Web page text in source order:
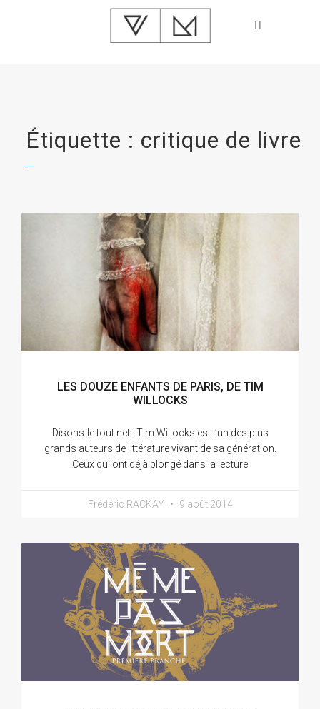
Étiquette : critique de livre
LES DOUZE ENFANTS DE PARIS, DE TIM
WILLOCKS
Disons-le tout net : Tim Willocks est l’un des plus
grands auteurs de littérature vivant de sa génération.
Ceux qui ont déjà plongé dans la lecture
Frédéric RACKAY 9 août 2014